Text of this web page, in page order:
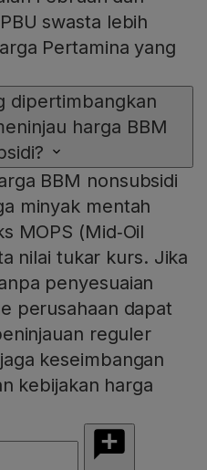
swasta lebih
Pertamina yang
dipertimbangkan
harga BBM
BBM nonsubsidi
minyak mentah
MOPS (Mid‑Oil
nilai tukar kurs. Jika
penyesuaian
perusahaan dapat
reguler
keseimbangan
kebijakan harga